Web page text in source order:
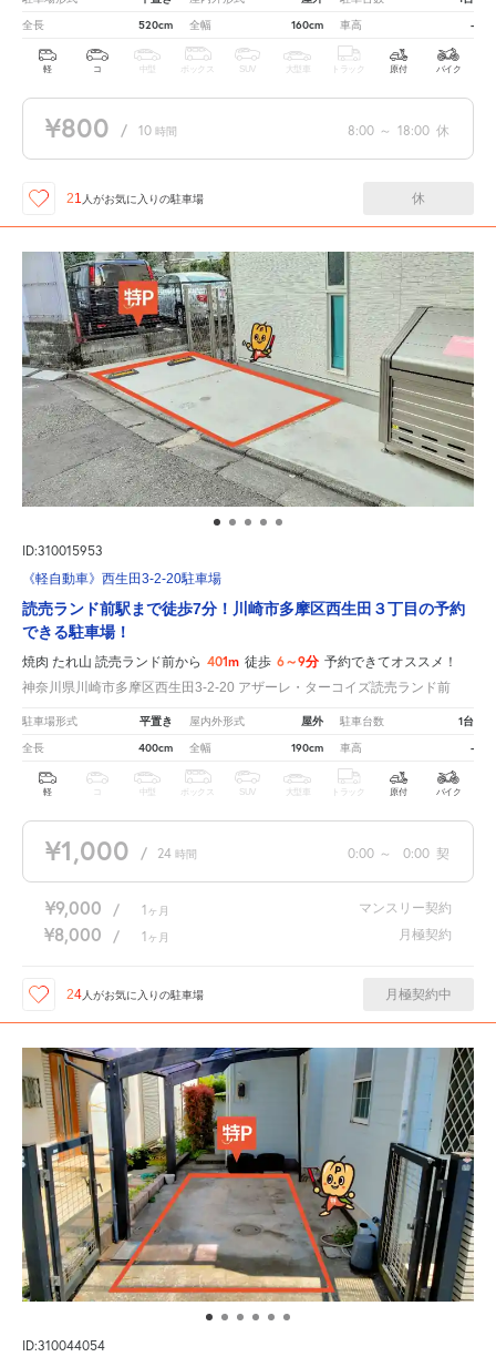
全長 520cm 全幅 160cm 車高 -
軽 コ 中型 ボックス SUV 大型車 トラック 原付 バイク
¥800 / 10 時間 8:00 ～ 18:00 休
21 人がお気に入りの駐車場 休
ID:310015953
《軽自動車》西生田3-2-20駐車場
読売ランド前駅まで徒歩7分！川崎市多摩区西生田３丁目の予約
できる駐車場！
焼肉 たれ山 読売ランド前から 401m 徒歩 6～9分 予約できてオススメ！
神奈川県川崎市多摩区西生田3-2-20 アザーレ・ターコイズ読売ランド前
駐車場形式 平置き 屋内外形式 屋外 駐車台数 1台
全長 400cm 全幅 190cm 車高 -
軽 中型 ボックス SUV 大型車 トラック 原付 バイク
¥1,000 / 24 時間 0:00 ～ 0:00 契
¥9,000 / 1 ヶ月 マンスリー契約
¥8,000 / 1 ヶ月 月極契約
24人がお気に入りの駐車場 月極契約中
ID:310044054